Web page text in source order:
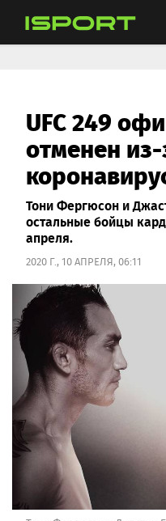
UFC 249
отменен
Тони Фергюсон и
остальные бойцы
апреля.
2020 Г., 10 АПРЕЛЯ, 06:11